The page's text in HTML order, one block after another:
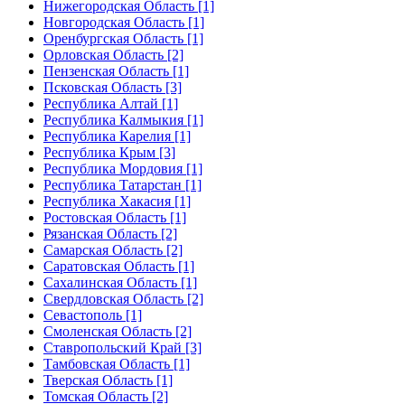
Нижегородская Область [1]
Новгородская Область [1]
Оренбургская Область [1]
Орловская Область [2]
Пензенская Область [1]
Псковская Область [3]
Республика Алтай [1]
Республика Калмыкия [1]
Республика Карелия [1]
Республика Крым [3]
Республика Мордовия [1]
Республика Татарстан [1]
Республика Хакасия [1]
Ростовская Область [1]
Рязанская Область [2]
Самарская Область [2]
Саратовская Область [1]
Сахалинская Область [1]
Свердловская Область [2]
Севастополь [1]
Смоленская Область [2]
Ставропольский Край [3]
Тамбовская Область [1]
Тверская Область [1]
Томская Область [2]